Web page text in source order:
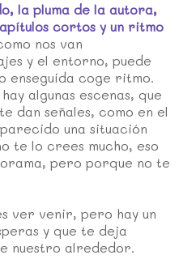
la pluma de la autora,
cortos y un ritmo
nos van
y el entorno, puede
enseguida coge ritmo.
algunas escenas, que
dan señales, como en el
una situación
te lo crees mucho, eso
pero porque no te
ver venir, pero hay un
y que te deja
nuestro alrededor.